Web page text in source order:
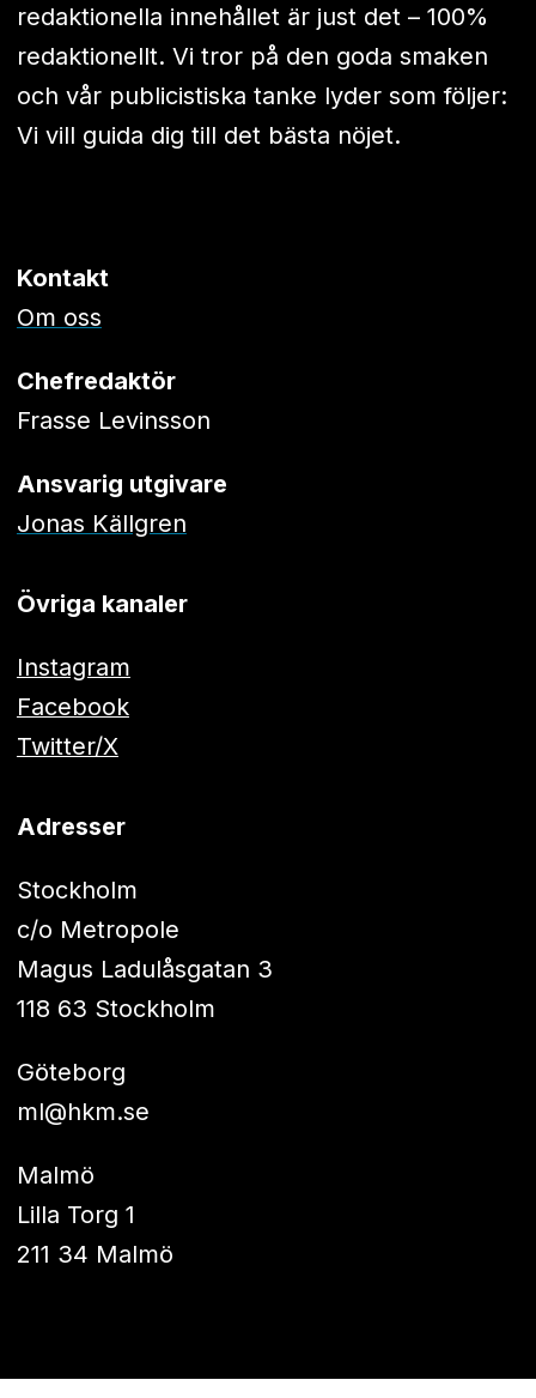
redaktionella innehållet är just det – 100%
redaktionellt. Vi tror på den goda smaken
och vår publicistiska tanke lyder som följer:
Vi vill guida dig till det bästa nöjet.
Kontakt
Om oss
Chefredaktör
Frasse Levinsson
Ansvarig utgivare
Jonas Källgren
Övriga kanaler
Instagram
Facebook
Twitter/X
Adresser
Stockholm
c/o Metropole
Magus Ladulåsgatan 3
118 63 Stockholm
Göteborg
ml@hkm.se
Malmö
Lilla Torg 1
211 34 Malmö